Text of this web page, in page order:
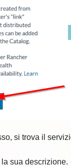
si trova il
sua descrizione.